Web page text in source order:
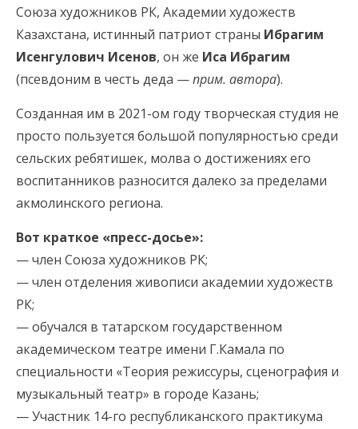
Союза художников РК, Академии художеств
Казахстана, истинный патриот страны Ибрагим
Исенгулович Исенов, он же Иса Ибрагим
(псевдоним в честь деда —прим. автора).
Созданная им в 2021-ом году творческая студия не
просто пользуется большой популярностью среди
сельских ребятишек, молва о достижениях его
воспитанников разносится далеко за пределами
акмолинского региона.
Вот краткое «пресс-досье»:
— член Союза художников РК;
— член отделения живописи академии художеств
РК;
— обучался в татарском государственном
академическом театре имени Г.Камала по
специальности «Теория режиссуры, сценография и
музыкальный театр» в городе Казань;
— Участник 14-го республиканского практикума